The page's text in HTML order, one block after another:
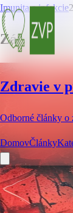
Zdravie v
Odborné články o
DomovČlánky
Imunita a infekcie
Zápal v